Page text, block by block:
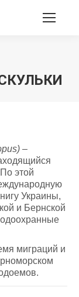
–
этой
Украины,
и Бернской
миграций и